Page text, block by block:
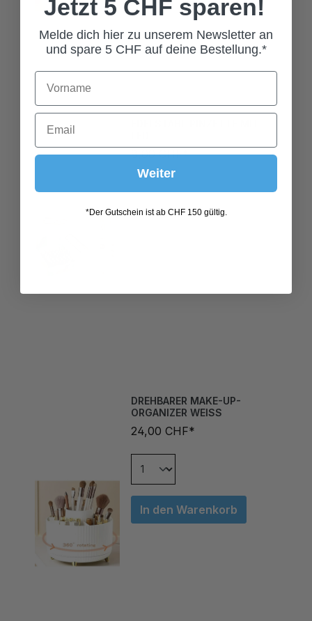
EDELSTAHL PINZETTE MIT
ORGANIZER WEISS
24,00 CHF*
In den Warenkorb
Jetzt 5 CHF sparen!
Melde dich hier zu unserem Newsletter an
und spare 5 CHF auf deine Bestellung.*
Weiter
*Der Gutschein ist ab CHF 150 gültig.